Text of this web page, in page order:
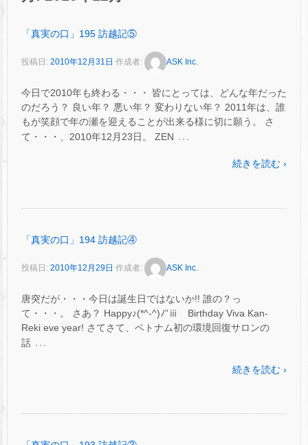
「真実の口」195 訪越記⑤
投稿日: 2010年12月31日 作成者: ASK Inc.
今日で2010年も終わる・・・ 皆にとっては、どんな年だった
のだろう？ 良い年？ 悪い年？ 変わりない年？ 2011年は、誰
もが笑顔で年の瀬を迎えることが出来る様に切に願う。 さ
て・・・、2010年12月23日。 ZEN …
続きを読む ›
「真実の口」194 訪越記④
投稿日: 2010年12月29日 作成者: ASK Inc.
唐突だが・・・今日は誕生日ではないか!! 誰の？っ
て・・・。 さあ？ Happy♪(*^-^)ﾉ”ⅲ Birthday Viva Kan-
Reki eve year! さてさて、ベトナム初の環境回復サロンの
話 …
続きを読む ›